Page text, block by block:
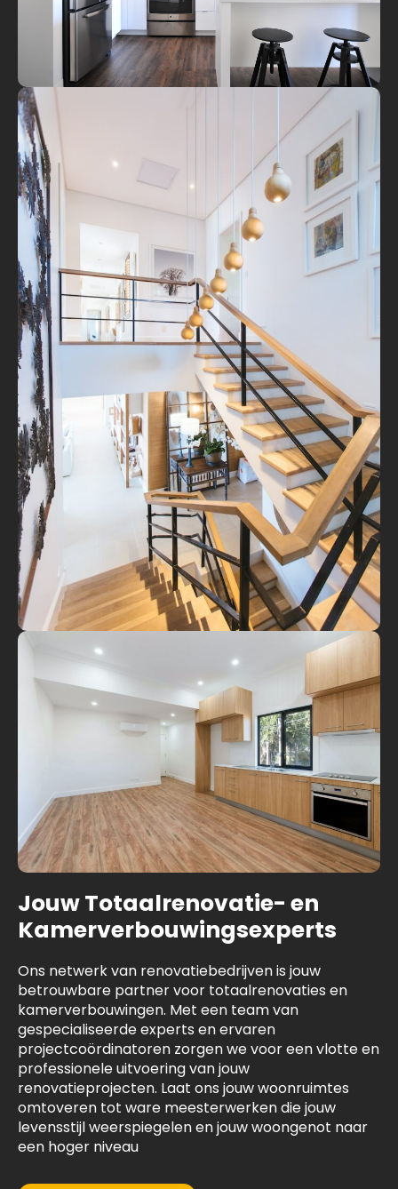
Jouw Totaalrenovatie- en
Kamerverbouwingsexperts
Ons netwerk van renovatiebedrijven is jouw
betrouwbare partner voor totaalrenovaties en
kamerverbouwingen. Met een team van
gespecialiseerde experts en ervaren
projectcoördinatoren zorgen we voor een vlotte en
professionele uitvoering van jouw
renovatieprojecten. Laat ons jouw woonruimtes
omtoveren tot ware meesterwerken die jouw
levensstijl weerspiegelen en jouw woongenot naar
een hoger niveau